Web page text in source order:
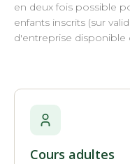
en deux fois possible
enfants inscrits (sur
d'entreprise disponible
Cours adultes